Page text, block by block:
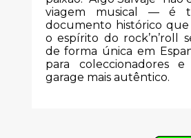
viagem musical — é
documento histórico
o espírito do rock’n’roll
de forma única em
para coleccionadores
garage mais autêntico.